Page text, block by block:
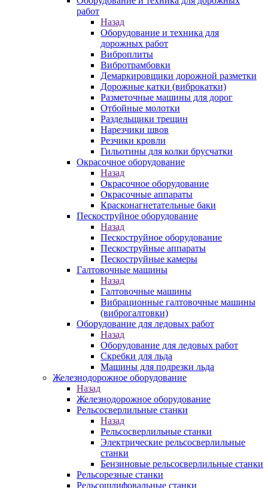
работ
Назад
Оборудование и техника для
дорожных работ
Виброплиты
Вибротрамбовки
Демаркировщики дорожной разметки
Дорожные катки (виброкатки)
Разметочные машины для дорог
Отбойные молотки
Раздельщики трещин
Нарезчики швов
Резчики кровли
Гильотины для колки брусчатки
Окрасочное оборудование
Назад
Окрасочное оборудование
Окрасочные аппараты
Красконагнетательные баки
Пескоструйное оборудование
Назад
Пескоструйное оборудование
Пескоструйные аппараты
Пескоструйные камеры
Галтовочные машины
Назад
Галтовочные машины
Вибрационные галтовочные машины
(виброгалтовки)
Оборудование для ледовых работ
Назад
Оборудование для ледовых работ
Скребки для льда
Машины для подрезки льда
Железнодорожное оборудование
Назад
Железнодорожное оборудование
Рельсосверлильные станки
Назад
Рельсосверлильные станки
Электрические рельсосверлильные
станки
Бензиновые рельсосверлильные станки
Рельсорезные станки
Рельсошлифовальные станки